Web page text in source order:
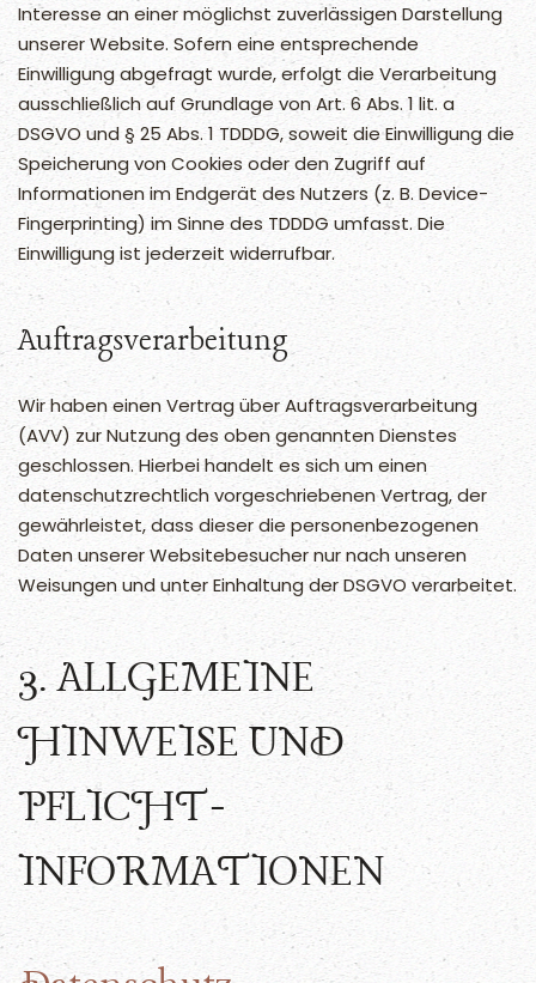
Interesse an einer möglichst zuverlässigen Darstellung
unserer Website. Sofern eine entsprechende
Einwilligung abgefragt wurde, erfolgt die Verarbeitung
ausschließlich auf Grundlage von Art. 6 Abs. 1 lit. a
DSGVO und § 25 Abs. 1 TDDDG, soweit die Einwilligung die
Speicherung von Cookies oder den Zugriff auf
Informationen im Endgerät des Nutzers (z. B. Device-
Fingerprinting) im Sinne des TDDDG umfasst. Die
Einwilligung ist jederzeit widerrufbar.
Auftragsverarbeitung
Wir haben einen Vertrag über Auftragsverarbeitung
(AVV) zur Nutzung des oben genannten Dienstes
geschlossen. Hierbei handelt es sich um einen
datenschutzrechtlich vorgeschriebenen Vertrag, der
gewährleistet, dass dieser die personenbezogenen
Daten unserer Websitebesucher nur nach unseren
Weisungen und unter Einhaltung der DSGVO verarbeitet.
3. ALLGEMEINE
HINWEISE UND
PFLICHT­
INFORMATIONEN